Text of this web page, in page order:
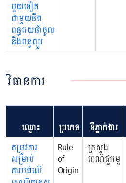
មួយទៀត
ជាមួយនឹង
ពន្ធគយនាំចូល
និងពន្ធព្យួរ
វិធានការ
ឈ្មោះ ប្រភេទ ទីភ្នាក់ងារ
តម្រូវការ
សម្រាប់
ការបង់លើ
Rule
of
Origin
ក្រសួង
ពាណិជ្ជកម្ម